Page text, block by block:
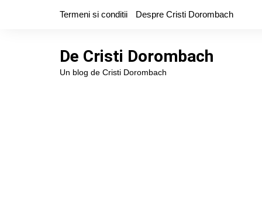
Termeni si conditii Despre Cristi Dorombach
De Cristi Dorombach
Un blog de Cristi Dorombach